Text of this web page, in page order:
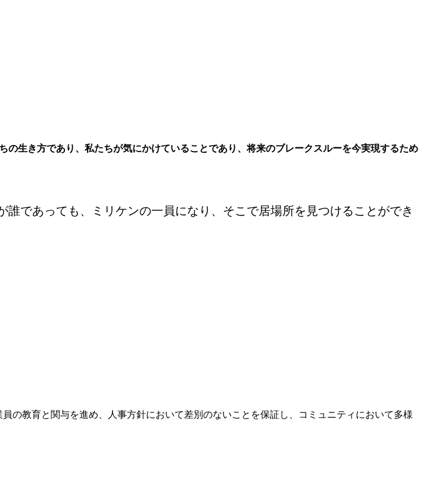
生き方であり、私たちが気にかけていることであり、将来のブレークスルーを今実現するため
であっても、ミリケンの一員になり、そこで居場所を見つけることができ
の教育と関与を進め、人事方針において差別のないことを保証し、コミュニティにおいて多様